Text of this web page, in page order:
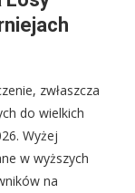
zwłaszcza
do wielkich
Wyżej
w wyższych
na